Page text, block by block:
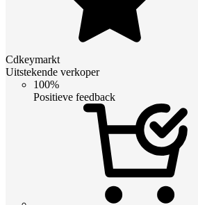
Cdkeymarkt
Uitstekende verkoper
100%
Positieve feedback